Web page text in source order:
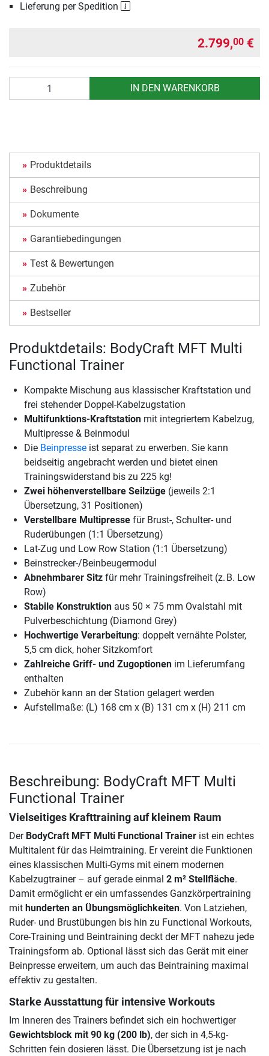
Lieferung per Spedition
2.799,00 €
IN DEN WARENKORB
Produktdetails
Beschreibung
Dokumente
Garantiebedingungen
Test & Bewertungen
Zubehör
Bestseller
Produktdetails: BodyCraft MFT Multi
Functional Trainer
Kompakte Mischung aus klassischer Kraftstation und
frei stehender Doppel-Kabelzugstation
Multifunktions-Kraftstation mit integriertem Kabelzug,
Multipresse & Beinmodul
Die Beinpresse ist separat zu erwerben. Sie kann
beidseitig angebracht werden und bietet einen
Trainingswiderstand bis zu 225 kg!
Zwei höhenverstellbare Seilzüge (jeweils 2:1
Übersetzung, 31 Positionen)
Verstellbare Multipresse für Brust-, Schulter- und
Ruderübungen (1:1 Übersetzung)
Lat-Zug und Low Row Station (1:1 Übersetzung)
Beinstrecker-/Beinbeugermodul
Abnehmbarer Sitz für mehr Trainingsfreiheit (z. B. Low
Row)
Stabile Konstruktion aus 50 × 75 mm Ovalstahl mit
Pulverbeschichtung (Diamond Grey)
Hochwertige Verarbeitung: doppelt vernähte Polster,
5,5 cm dick, hoher Sitzkomfort
Zahlreiche Griff- und Zugoptionen im Lieferumfang
enthalten
Zubehör kann an der Station gelagert werden
Aufstellmaße: (L) 168 cm x (B) 131 cm x (H) 211 cm
Beschreibung: BodyCraft MFT Multi
Functional Trainer
Vielseitiges Krafttraining auf kleinem Raum
Der BodyCraft MFT Multi Functional Trainer ist ein echtes
Multitalent für das Heimtraining. Er vereint die Funktionen
eines klassischen Multi-Gyms mit einem modernen
Kabelzugtrainer – auf gerade einmal 2 m² Stellfläche.
Damit ermöglicht er ein umfassendes Ganzkörpertraining
mit hunderten an Übungsmöglichkeiten. Von Latziehen,
Ruder- und Brustübungen bis hin zu Functional Workouts,
Core-Training und Beintraining deckt der MFT nahezu jede
Trainingsform ab. Optional lässt sich das Gerät mit einer
Beinpresse erweitern, um auch das Beintraining maximal
effektiv zu gestalten.
Starke Ausstattung für intensive Workouts
Im Inneren des Trainers befindet sich ein hochwertiger
Gewichtsblock mit 90 kg (200 lb), der sich in 4,5-kg-
Schritten fein dosieren lässt. Die Übersetzung ist je nach